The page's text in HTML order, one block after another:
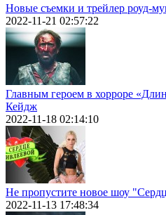
Новые съемки и трейлер роуд-
2022-11-21 02:57:22
Главным героем в хорроре
Кейдж
2022-11-18 02:14:10
Не пропустите новое шоу
2022-11-13 17:48:34